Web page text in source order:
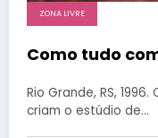
ZONA LIVRE
Como tudo
Rio Grande, RS,
criam o estúdio de…